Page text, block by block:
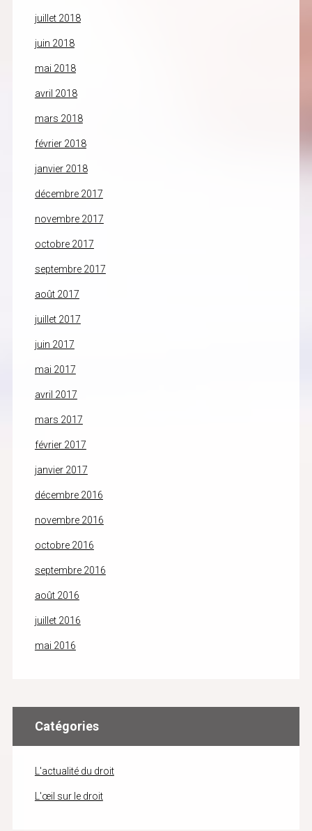
juillet 2018
juin 2018
mai 2018
avril 2018
mars 2018
février 2018
janvier 2018
décembre 2017
novembre 2017
octobre 2017
septembre 2017
août 2017
juillet 2017
juin 2017
mai 2017
avril 2017
mars 2017
février 2017
janvier 2017
décembre 2016
novembre 2016
octobre 2016
septembre 2016
août 2016
juillet 2016
mai 2016
Catégories
L'actualité du droit
L'œil sur le droit